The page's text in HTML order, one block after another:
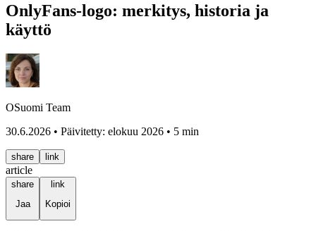
OnlyFans-logo: merkitys, historia ja
käyttö
OSuomi Team
30.6.2026 • Päivitetty: elokuu 2026 • 5 min
share link
article
share
Jaa
link
Kopioi